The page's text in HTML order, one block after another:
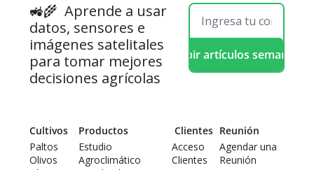
🚜🌾 Aprende a usar
datos, sensores e
imágenes satelitales
para tomar mejores
decisiones agrícolas
Recibir artículos semanales
Cultivos
Paltos
Olivos
Productos
Estudio
Agroclimático
Clientes
Acceso
Clientes
Reunión
Agendar una
Reunión